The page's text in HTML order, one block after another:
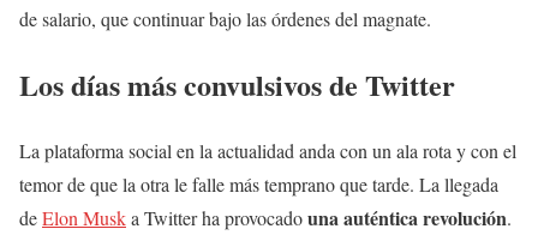
de salario, que continuar bajo las órdenes del magnate.
Los días más convulsivos de Twitter
La plataforma social en la actualidad anda con un ala rota y con el
temor de que la otra le falle más temprano que tarde. La llegada
deElon Muska Twitter ha provocadouna auténtica revolución.